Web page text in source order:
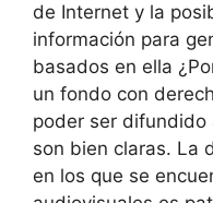
de Internet y la
información para
basados en ella
un fondo con
poder ser difundido
son bien claras. La
en los que se